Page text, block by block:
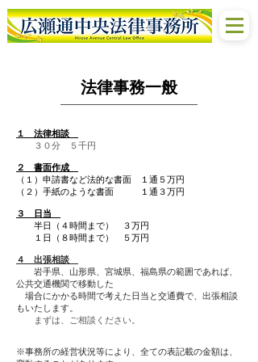
法律事務一般
１ 法律相談
３０分 ５千円
２ 書面作成
（１）申請書など法的な書面 １通５万円
（２）手紙のような書面 １通３万円
３ 日当
半日（４時間まで） ３万円
１日（８時間まで） ５万円
４ 出張相談
岩手県、山形県、宮城県、福島県の範囲であれば、
公共交通機関で移動した
場合にかかる時間で考えた日当と交通費で、出張相談
もいたします。
まずは、ご相談ください。
※事務所の経営状況等により、全ての表記載の金額は、